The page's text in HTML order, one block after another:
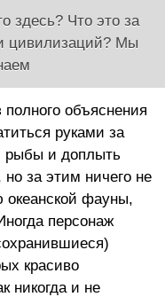
здесь? Что это за
цивилизаций? Мы
объяснения
руками за
рыбы и доплыть
за этим ничего не
океанской фауны,
персонаж
красиво
никогда и не